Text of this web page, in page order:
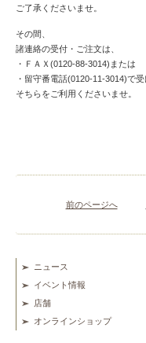
ご了承くださいませ。
その間、
諸連絡の受付・ご注文は、
・ＦＡＸ(0120-88-3014)または
・留守番電話(0120-11-3014)で
そちらをご利用くださいませ。
前のページへ
ニュース
イベント情報
店舗
オンラインショップ